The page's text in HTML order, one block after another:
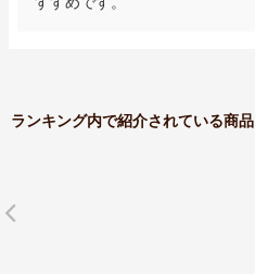
ランキング内で紹介されている商品